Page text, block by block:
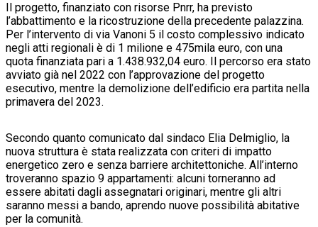
Il progetto, finanziato con risorse Pnrr, ha previsto
l’abbattimento e la ricostruzione della precedente palazzina.
Per l’intervento di via Vanoni 5 il costo complessivo indicato
negli atti regionali è di 1 milione e 475mila euro, con una
quota finanziata pari a 1.438.932,04 euro. Il percorso era stato
avviato già nel 2022 con l’approvazione del progetto
esecutivo, mentre la demolizione dell’edificio era partita nella
primavera del 2023.
Secondo quanto comunicato dal sindaco Elia Delmiglio, la
nuova struttura è stata realizzata con criteri di impatto
energetico zero e senza barriere architettoniche. All’interno
troveranno spazio 9 appartamenti: alcuni torneranno ad
essere abitati dagli assegnatari originari, mentre gli altri
saranno messi a bando, aprendo nuove possibilità abitative
per la comunità.